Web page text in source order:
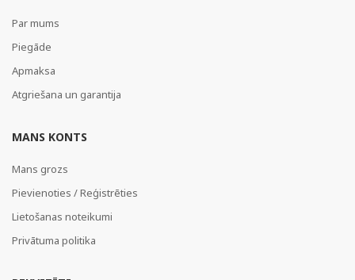
Par mums
Piegāde
Apmaksa
Atgriešana un garantija
MANS KONTS
Mans grozs
Pievienoties / Reģistrēties
Lietošanas noteikumi
Privātuma politika